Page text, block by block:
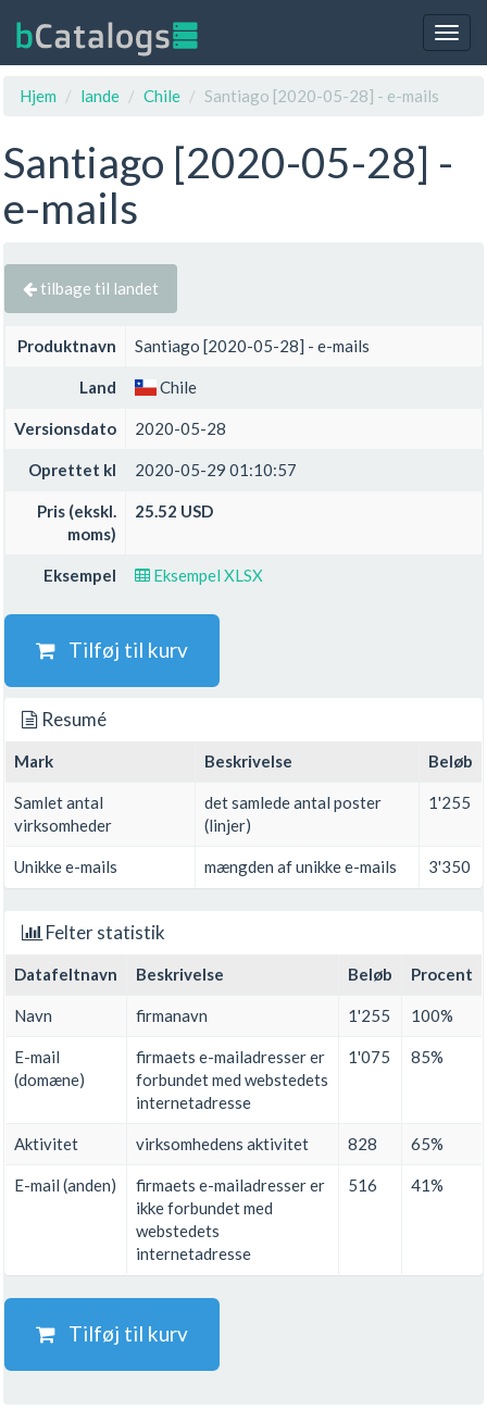
Hjem
lande Chile Santiago [2020-05-28] - e-mails
Santiago [2020-05-28] -
e-mails
tilbage til landet
Produktnavn Santiago [2020-05-28] - e-mails
Land Chile
Versionsdato 2020-05-28
Oprettet kl 2020-05-29 01:10:57
Pris (ekskl.
moms)
25.52 USD
Eksempel Eksempel XLSX
Tilføj til kurv
Resumé
Mark Beskrivelse Beløb
Samlet antal
virksomheder
det samlede antal poster
(linjer)
1'255
Unikke e-mails mængden af unikke e-mails 3'350
Felter statistik
Datafeltnavn Beskrivelse Beløb Procent
Navn firmanavn 1'255 100%
E-mail
(domæne)
firmaets e-mailadresser er
forbundet med webstedets
internetadresse
1'075 85%
Aktivitet virksomhedens aktivitet 828 65%
E-mail (anden)
firmaets e-mailadresser er
ikke forbundet med
webstedets
internetadresse
516 41%
Tilføj til kurv